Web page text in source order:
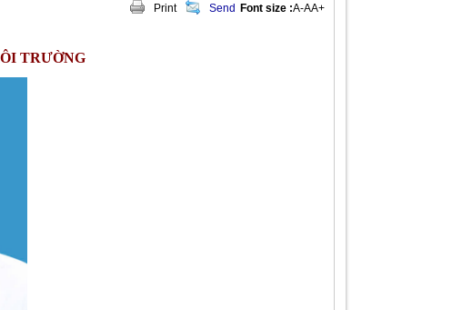
Print Send Font size :A-AA+
TRƯỜNG